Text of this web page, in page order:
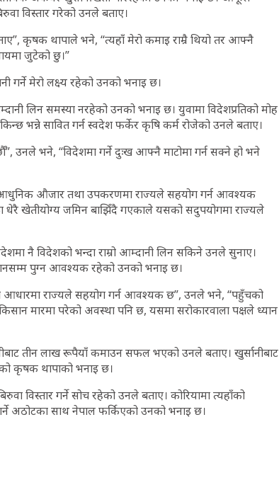
विस्तार गरेको उनले बताए।
कृषक थापाले भने, “त्यहाँ मेरो कमाइ राम्रै थियो तर आफ्नै
जुटेको छु।”
गर्ने मेरो लक्ष्य रहेको उनको भनाइ छ।
लिन समस्या नरहेको उनको भनाइ छ। युवामा विदेशप्रतिको मोह
भन्ने सावित गर्न स्वदेश फर्केर कृषि कर्म रोजेको उनले बताए।
उनले भने, “विदेशमा गर्ने दुःख आफ्नै माटोमा गर्न सक्ने हो भने
औजार तथा उपकरणमा राज्यले सहयोग गर्न आवश्यक
धेरै खेतीयोग्य जमिन बाझिँदै गएकाले यसको सदुपयोगमा राज्यले
नै विदेशको भन्दा राम्रो आम्दानी लिन सकिने उनले सुनाए।
पुग्न आवश्यक रहेको उनको भनाइ छ।
आधारमा राज्यले सहयोग गर्न आवश्यक छ”, उनले भने, “पहुँचको
मारमा परेको अवस्था पनि छ, यसमा सरोकारवाला पक्षले ध्यान
तीन लाख रूपैयाँ कमाउन सफल भएको उनले बताए। खुर्सानीबाट
कृषक थापाको भनाइ छ।
विस्तार गर्ने सोच रहेको उनले बताए। कोरियामा त्यहाँको
अठोटका साथ नेपाल फर्किएको उनको भनाइ छ।